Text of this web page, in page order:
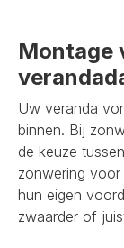
Montage
Uw veranda
binnen. Bij
de keuze
zonwering
hun eigen
zwaarder of